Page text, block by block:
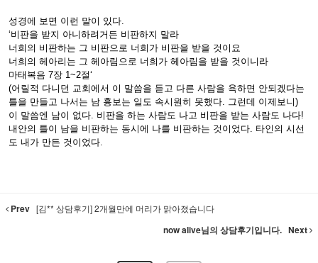
성경에 보면 이런 말이 있다.
‘비판을 받지 아니하려거든 비판하지 말라
너희의 비판하는 그 비판으로 너희가 비판을 받을 것이요
너희의 헤아리는 그 헤아림으로 너희가 헤아림을 받을 것이니라
마태복음 7장 1~2절‘
(어릴적 다니던 교회에서 이 말씀을 듣고 다른 사람을 욕하면 안되겠다는
틀을 만들고 나서는 남 흉보는 일도 속시원히 못했다. 그런데 이제보니)
이 말씀엔 남이 없다. 비판을 하는 사람도 나고 비판을 받는 사람도 나다!
내안의 틀이 남을 비판하는 동시에 나를 비판하는 것이었다. 타인의 시선
도 내가 만든 것이었다.
Prev [김** 상담후기] 2개월만에 머리가 맑아졌습니다
now alive님의 상담후기입니다. Next